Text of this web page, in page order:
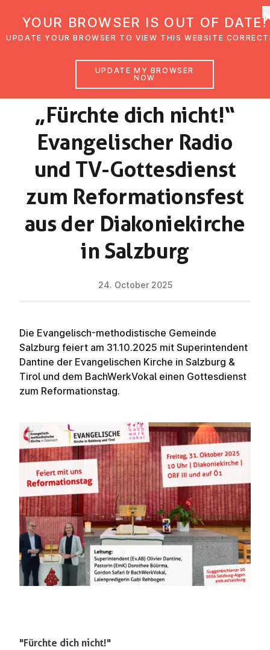
„Fürchte dich nicht!“
Evan­gel­is­cher Radio
und TV-Gottes­di­enst
zum Re­form­a­tionsfest
aus der Diakoniekirche
in Salzburg
NEWS
24. October 2025
Die Evangelisch-methodistische Gemeinde
Salzburg feiert am 31.10.2025 mit Superintendent
Dantine der Evangelischen Kirche in Salzburg &
Tirol und dem BachWerkVokal einen Gottesdienst
zum Reformationstag.
"Fürchte dich nicht!"
YOUR BROWSER IS OUT OF DATE!
UPDATE YOUR BROWSER TO VIEW THIS WEBSITE
UPDATE MY BROWSER
NOW